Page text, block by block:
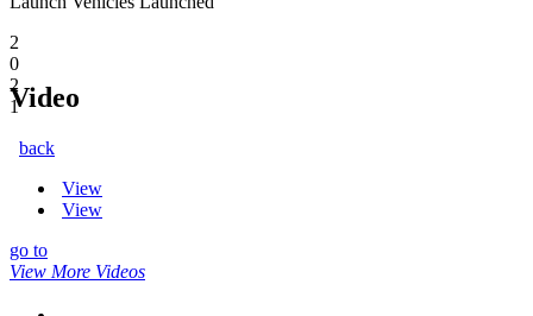
2
0
2
1
Video
back
View
View
go to
View More Videos